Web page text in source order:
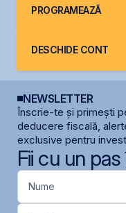
PROGRAMEAZĂ
DESCHIDE CONT
NEWSLETTER
Înscrie-te și primești
deducere fiscală,
exclusive pentru
Fii cu un
Nume